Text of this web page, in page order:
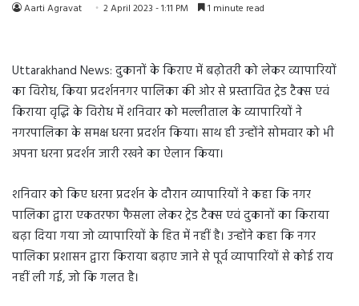
Aarti Agravat 2 April 2023 - 1:11 PM 1 minute read
Uttarakhand News: दुकानों के किराए में बढ़ोतरी को लेकर व्यापारियों
का विरोध, किया प्रदर्शननगर पालिका की ओर से प्रस्तावित ट्रेड टैक्स एवं
किराया वृद्धि के विरोध में शनिवार को मल्लीताल के व्यापारियों ने
नगरपालिका के समक्ष धरना प्रदर्शन किया। साथ ही उन्होंने सोमवार को भी
अपना धरना प्रदर्शन जारी रखने का ऐलान किया।
शनिवार को किए धरना प्रदर्शन के दौरान व्यापारियों ने कहा कि नगर
पालिका द्वारा एकतरफा फैसला लेकर ट्रेड टैक्स एवं दुकानों का किराया
बढ़ा दिया गया जो व्यापारियों के हित में नहीं है। उन्होंने कहा कि नगर
पालिका प्रशासन द्वारा किराया बढ़ाए जाने से पूर्व व्यापारियों से कोई राय
नहीं ली गई, जो कि गलत है।